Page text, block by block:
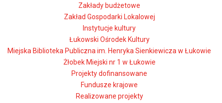
Zakłady budżetowe
Zakład Gospodarki Lokalowej
Instytucje kultury
Łukowski Ośrodek Kultury
Miejska Biblioteka Publiczna im. Henryka Sienkiewicza w Łukowie
Żłobek Miejski nr 1 w Łukowie
Projekty dofinansowane
Fundusze krajowe
Realizowane projekty